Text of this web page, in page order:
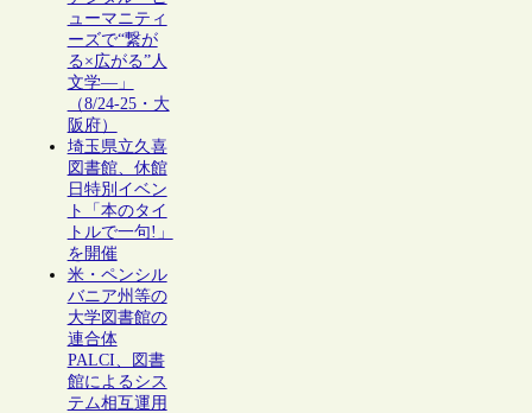
ューマニティ
ーズで“繋が
る×広がる”人
文学―」
（8/24-25・大
阪府）
埼玉県立久喜
図書館、休館
日特別イベン
ト「本のタイ
トルで一句!」
を開催
米・ペンシル
バニア州等の
大学図書館の
連合体
PALCI、図書
館によるシス
テム相互運用